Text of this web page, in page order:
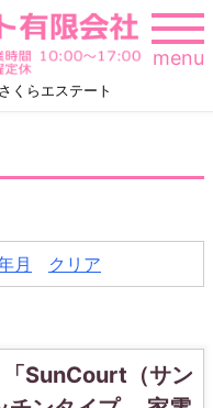
くらエステート
menu
月 クリア
SunCourt（サン